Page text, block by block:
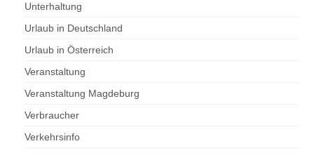
Unterhaltung
Urlaub in Deutschland
Urlaub in Österreich
Veranstaltung
Veranstaltung Magdeburg
Verbraucher
Verkehrsinfo